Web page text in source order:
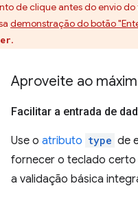
de clique antes do envio
demonstração do botão
.
Aproveite ao
Facilitar a entrada de
Use o atributo type de
fornecer o teclado certo
a validação básica